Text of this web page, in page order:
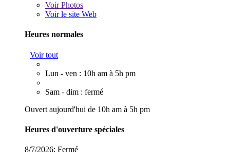
VoirPhotos
Voir le site Web
Heures normales
Voir tout
Lun - ven : 10h am à 5h pm
Sam - dim : fermé
Ouvert aujourd'hui de 10h am à 5h pm
Heures d'ouverture spéciales
8/7/2026: Fermé